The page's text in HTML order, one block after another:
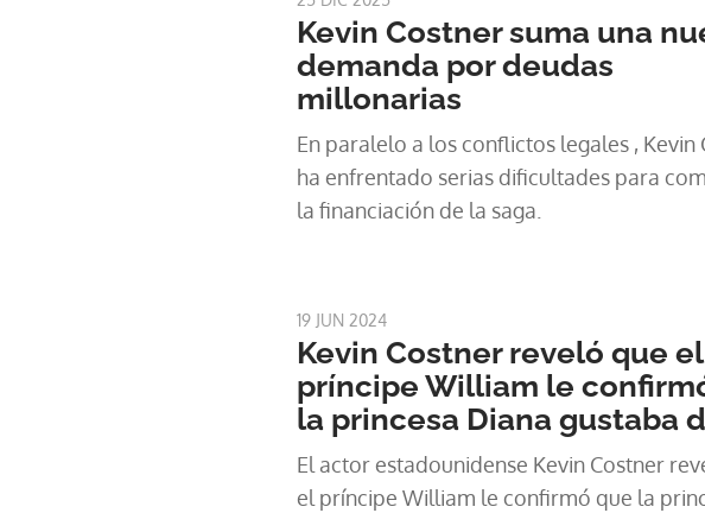
Kevin Costner suma una
demanda por deudas
millonarias
En paralelo a los conflictos legales , Kevin
ha enfrentado serias dificultades para
la financiación de la saga.
19 JUN 2024
Kevin Costner reveló que el
príncipe William le
la princesa Diana gustaba
El actor estadounidense Kevin Costner
el príncipe William le confirmó que la